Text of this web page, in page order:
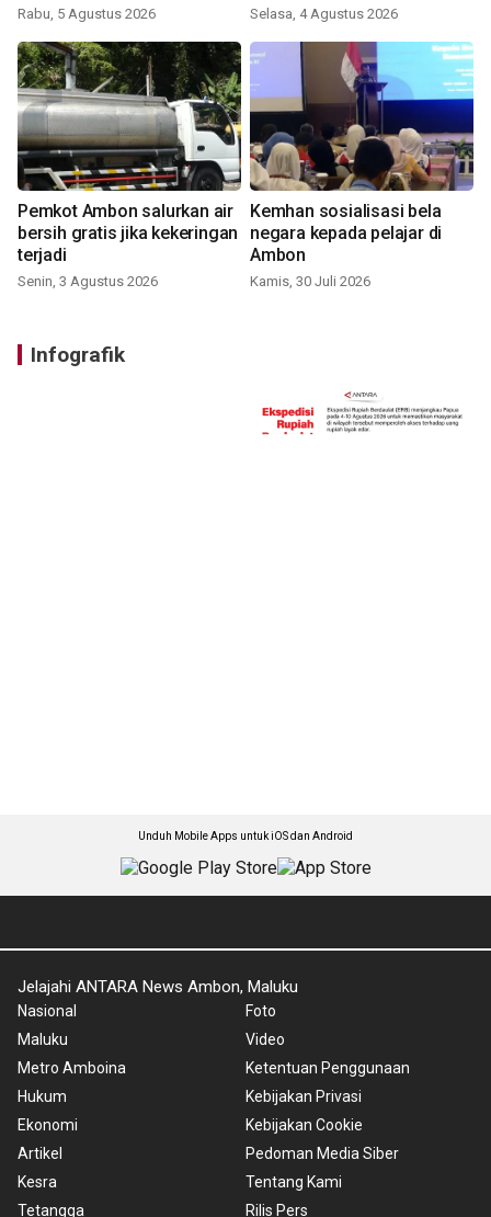
Rabu, 5 Agustus 2026 Selasa, 4 Agustus 2026
Pemkot Ambon salurkan air
bersih gratis jika kekeringan
terjadi
Senin, 3 Agustus 2026
Kemhan sosialisasi bela
negara kepada pelajar di
Ambon
Kamis, 30 Juli 2026
Infografik
Unduh Mobile Apps untuk iOS dan Android
Jelajahi ANTARA News Ambon, Maluku
Nasional
Maluku
Metro Amboina
Hukum
Ekonomi
Artikel
Kesra
Tetangga
Foto
Video
Ketentuan Penggunaan
Kebijakan Privasi
Kebijakan Cookie
Pedoman Media Siber
Tentang Kami
Rilis Pers